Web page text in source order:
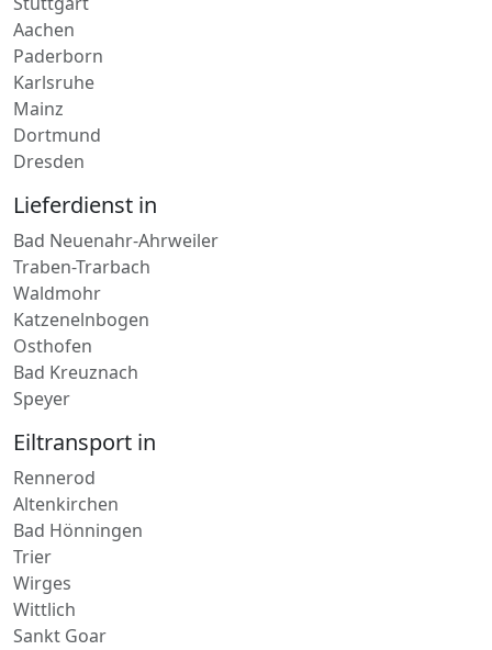
Stuttgart
Aachen
Paderborn
Karlsruhe
Mainz
Dortmund
Lieferdienst in
Bad Neuenahr-Ahrweiler
Traben-Trarbach
Waldmohr
Katzenelnbogen
Osthofen
Bad Kreuznach
Eiltransport in
Rennerod
Altenkirchen
Bad Hönningen
Trier
Wirges
Wittlich